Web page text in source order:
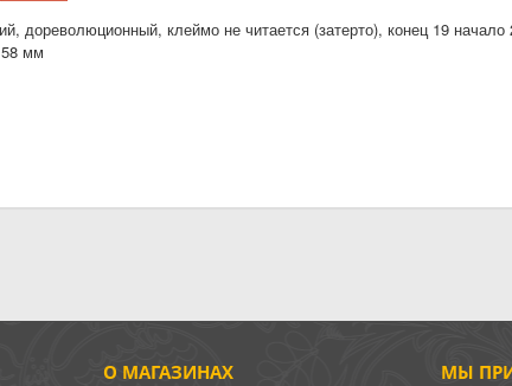
дореволюционный, клеймо не читается (затерто), конец 19 начало
мм
О МАГАЗИНАХ МЫ